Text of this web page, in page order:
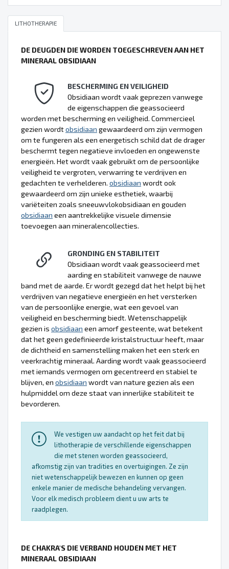
LITHOTHERAPIE
DE DEUGDEN DIE WORDEN TOEGESCHREVEN AAN HET
MINERAAL OBSIDIAAN
BESCHERMING EN VEILIGHEID
Obsidiaan wordt vaak geprezen vanwege
de eigenschappen die geassocieerd
worden met bescherming en veiligheid. Commercieel
gezien wordtobsidiaan gewaardeerd om zijn vermogen
om te fungeren als een energetisch schild dat de drager
beschermt tegen negatieve invloeden en ongewenste
energieën. Het wordt vaak gebruikt om de persoonlijke
veiligheid te vergroten, verwarring te verdrijven en
gedachten te verhelderen. obsidiaan wordt ook
gewaardeerd om zijn unieke esthetiek, waarbij
variëteiten zoals sneeuwvlokobsidiaan en gouden
obsidiaan een aantrekkelijke visuele dimensie
toevoegen aan mineralencollecties.
GRONDING EN STABILITEIT
Obsidiaan wordt vaak geassocieerd met
aarding en stabiliteit vanwege de nauwe
band met de aarde. Er wordt gezegd dat het helpt bij het
verdrijven van negatieve energieën en het versterken
van de persoonlijke energie, wat een gevoel van
veiligheid en bescherming biedt. Wetenschappelijk
gezien is obsidiaan een amorf gesteente, wat betekent
dat het geen gedefinieerde kristalstructuur heeft, maar
de dichtheid en samenstelling maken het een sterk en
veerkrachtig mineraal. Aarding wordt vaak geassocieerd
met iemands vermogen om gecentreerd en stabiel te
blijven, en obsidiaan wordt van nature gezien als een
hulpmiddel om deze staat van innerlijke stabiliteit te
bevorderen.
We vestigen uw aandacht op het feit dat bij
lithotherapie de verschillende eigenschappen
die met stenen worden geassocieerd,
afkomstig zijn van tradities en overtuigingen. Ze zijn
niet wetenschappelijk bewezen en kunnen op geen
enkele manier de medische behandeling vervangen.
Voor elk medisch probleem dient u uw arts te
raadplegen.
DE CHAKRA'S DIE VERBAND HOUDEN MET HET
MINERAAL OBSIDIAAN